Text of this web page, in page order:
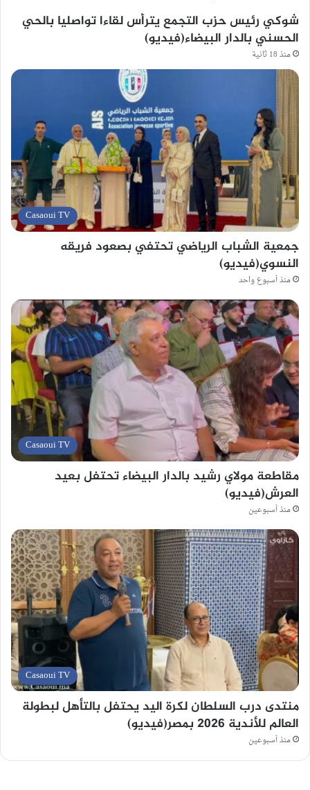
شوكي رئيس حزب التجمع يترأس لقاءا تواصليا بالحي
الحسني بالدار البيضاء(فيديو)
منذ 18 ثانية
Casaoui TV
جمعية الشباب الرياضي تحتفي بصعود فريقه
النسوي(فيديو)
منذ أسبوع واحد
Casaoui TV
مقاطعة مولاي رشيد بالدار البيضاء تحتفل بعيد
العرش(فيديو)
منذ أسبوعين
Casaoui TV
منتدى درب السلطان لكرة اليد يحتفل بالتأهل لبطولة
العالم للأندية 2026 بمصر(فيديو)
منذ أسبوعين